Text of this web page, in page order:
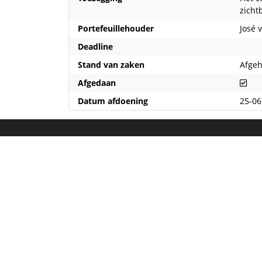
Portefeuillehouder
José
Deadline
Stand van zaken
Afgedaan
Datum afdoening
25-